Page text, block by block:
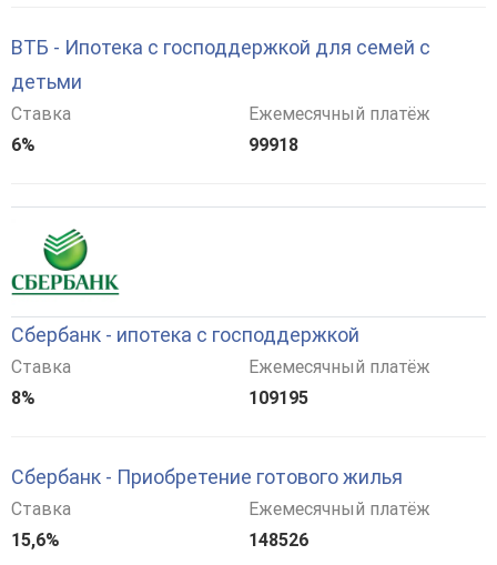
ВТБ - Ипотека с господдержкой для семей с
детьми
Ставка
6%
Ежемесячный платёж
99918
Сбербанк - ипотека с господдержкой
Ставка
8%
Ежемесячный платёж
109195
Сбербанк - Приобретение готового жилья
Ставка
15,6%
Ежемесячный платёж
148526